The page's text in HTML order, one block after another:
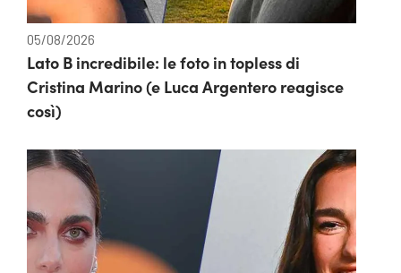
05/08/2026
Lato B incredibile: le foto in topless di
Cristina Marino (e Luca Argentero reagisce
così)